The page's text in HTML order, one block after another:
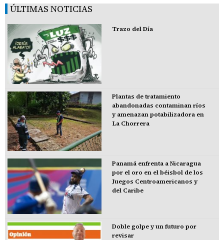
ÚLTIMAS NOTICIAS
Trazo del Día
Plantas de tratamiento
abandonadas contaminan ríos
y amenazan potabilizadora en
La Chorrera
Panamá enfrenta a Nicaragua
por el oro en el béisbol de los
Juegos Centroamericanos y
del Caribe
Doble golpe y un futuro por
revisar